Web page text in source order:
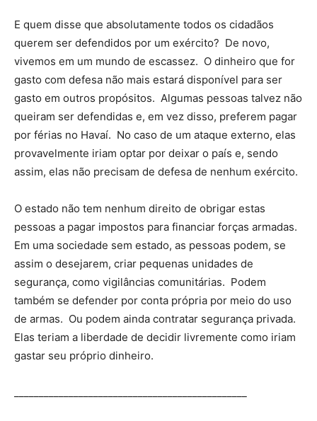
E quem disse que absolutamente todos os cidadãos
querem ser defendidos por um exército? De novo,
vivemos em um mundo de escassez. O dinheiro que for
gasto com defesa não mais estará disponível para ser
gasto em outros propósitos. Algumas pessoas talvez não
queiram ser defendidas e, em vez disso, preferem pagar
por férias no Havaí. No caso de um ataque externo, elas
provavelmente iriam optar por deixar o país e, sendo
assim, elas não precisam de defesa de nenhum exército.
O estado não tem nenhum direito de obrigar estas
pessoas a pagar impostos para financiar forças armadas.
Em uma sociedade sem estado, as pessoas podem, se
assim o desejarem, criar pequenas unidades de
segurança, como vigilâncias comunitárias. Podem
também se defender por conta própria por meio do uso
de armas. Ou podem ainda contratar segurança privada.
Elas teriam a liberdade de decidir livremente como iriam
gastar seu próprio dinheiro.